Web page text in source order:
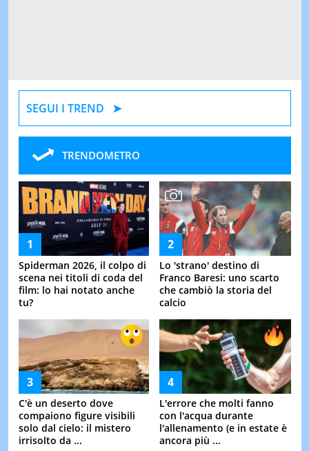
SEGUI I TREND
TRENDOMETRO
Spiderman 2026, il colpo di
scena nei titoli di coda del
film: lo hai notato anche
tu?
Lo 'strano' destino di
Franco Baresi: uno scarto
che cambiò la storia del
calcio
C'è un deserto dove
compaiono figure visibili
solo dal cielo: il mistero
irrisolto da ...
L'errore che molti fanno
con l'acqua durante
l'allenamento (e in estate è
ancora più ...